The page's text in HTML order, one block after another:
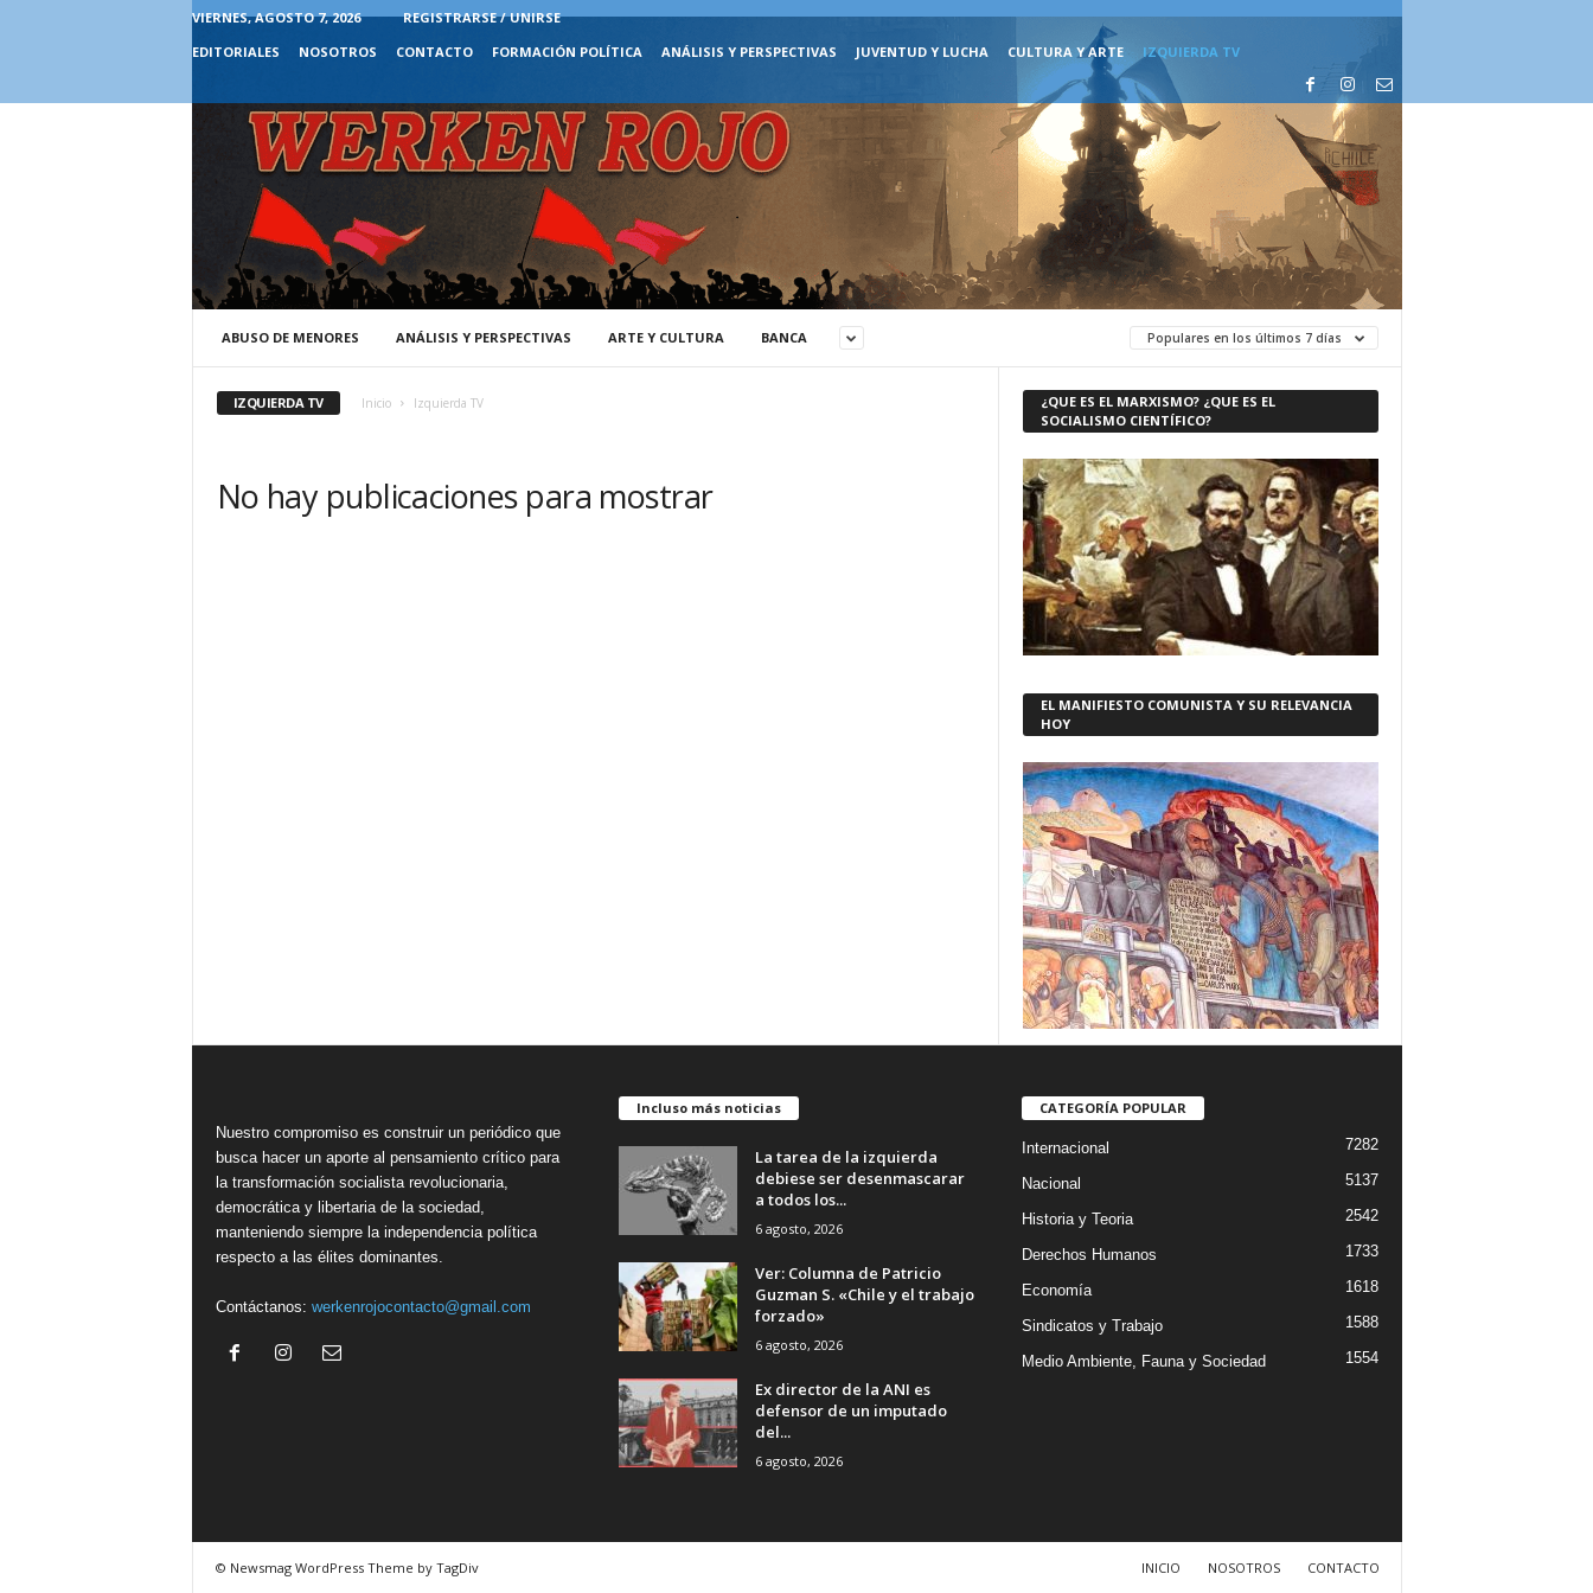
VIERNES, AGOSTO 7, 2026
REGISTRARSE / UNIRSE
EDITORIALES
NOSOTROS CONTACTO FORMACIÓN POLÍTICA ANÁLISIS Y PERSPECTIVAS JUVENTUD Y LUCHA CULTURA Y ARTE IZQUIERDA TV
ABUSO DE MENORES ANÁLISIS Y PERSPECTIVAS ARTE Y CULTURA BANCA Populares en los últimos 7 días
IZQUIERDA TV Inicio Izquierda TV
No hay publicaciones para mostrar
¿QUE ES EL MARXISMO? ¿QUE ES EL
SOCIALISMO CIENTÍFICO?
EL MANIFIESTO COMUNISTA Y SU RELEVANCIA
HOY
Nuestro compromiso es construir un periódico que
busca hacer un aporte al pensamiento crítico para
la transformación socialista revolucionaria,
democrática y libertaria de la sociedad,
manteniendo siempre la independencia política
respecto a las élites dominantes.
Contáctanos: werkenrojocontacto@gmail.com
Incluso más noticias
La tarea de la izquierda
debiese ser desenmascarar
a todos los...
6 agosto, 2026
Ver: Columna de Patricio
Guzman S. «Chile y el trabajo
forzado»
6 agosto, 2026
Ex director de la ANI es
defensor de un imputado
del...
6 agosto, 2026
CATEGORÍA POPULAR
Internacional 7282
Nacional 5137
Historia y Teoria 2542
Derechos Humanos 1733
Economía 1618
Sindicatos y Trabajo 1588
Medio Ambiente, Fauna y Sociedad 1554
INICIO NOSOTROS CONTACTO
© Newsmag WordPress Theme by TagDiv